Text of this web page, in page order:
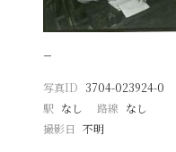
−
写真ID 3704-023924-0
駅 なし 路線 なし
撮影日
不明